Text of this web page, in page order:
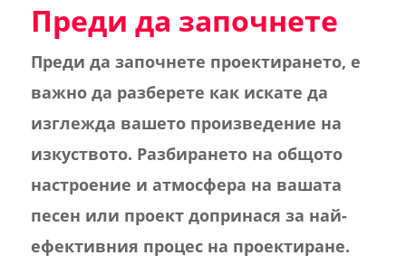
Преди да започнете
Преди да започнете проектирането, е
важно да разберете как искате да
изглежда вашето произведение на
изкуството. Разбирането на общото
настроение и атмосфера на вашата
песен или проект допринася за най-
ефективния процес на проектиране.